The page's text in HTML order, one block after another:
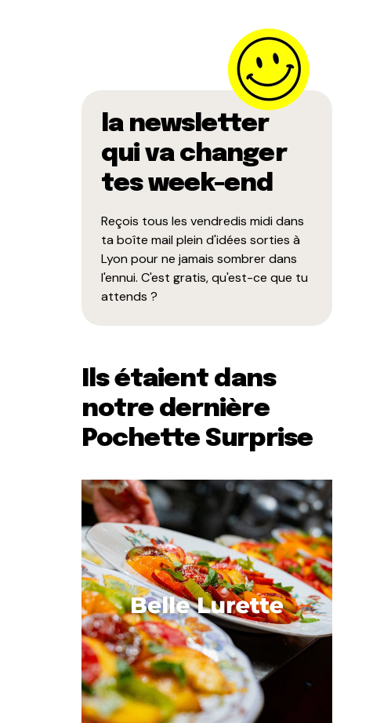
la newsletter
qui va changer
tes week-end
Reçois tous les vendredis midi dans
ta boîte mail plein d'idées sorties à
Lyon pour ne jamais sombrer dans
l'ennui. C'est gratis, qu'est-ce que tu
attends ?
Ils étaient dans
notre dernière
Pochette Surprise